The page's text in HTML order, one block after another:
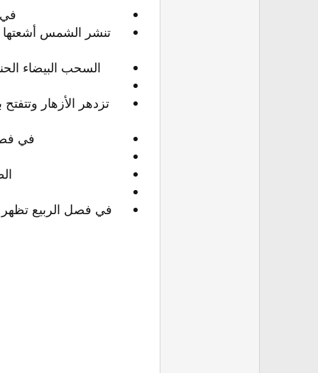
في
تنشر الشمس أشعتھا
السحب البيضاء
تزدھر الأزھار
في
في فصل الربيع تظهر